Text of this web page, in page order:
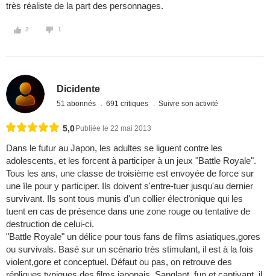
très réaliste de la part des personnages.
2 1
Dicidente
51 abonnés 691 critiques Suivre son activité
5,0 Publiée le 22 mai 2013
Dans le futur au Japon, les adultes se liguent contre les
adolescents, et les forcent à participer à un jeux "Battle Royale".
Tous les ans, une classe de troisième est envoyée de force sur
une île pour y participer. Ils doivent s'entre-tuer jusqu'au dernier
survivant. Ils sont tous munis d'un collier électronique qui les
tuent en cas de présence dans une zone rouge ou tentative de
destruction de celui-ci.
"Battle Royale" un délice pour tous fans de films asiatiques,gores
ou survivals. Basé sur un scénario très stimulant, il est à la fois
violent,gore et conceptuel. Défaut ou pas, on retrouve des